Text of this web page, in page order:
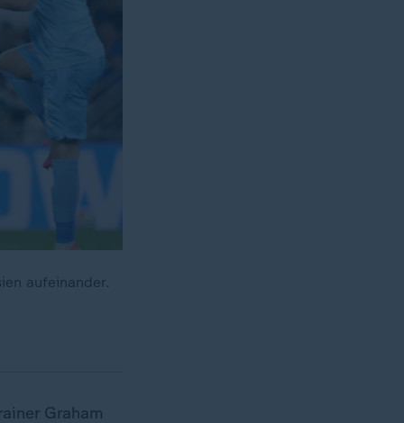
aufeinander.
Graham